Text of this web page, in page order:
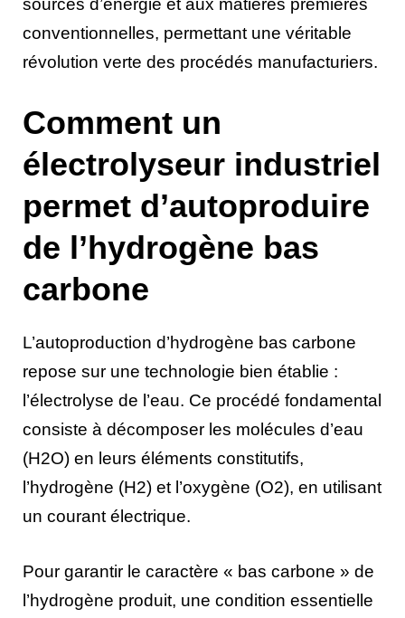
conventionnelles, permettant une véritable
révolution verte des procédés manufacturiers.
Comment un
électrolyseur industriel
permet d’autoproduire
de l’hydrogène bas
carbone
L’autoproduction d’hydrogène bas carbone
repose sur une technologie bien établie :
l’électrolyse de l’eau. Ce procédé fondamental
consiste à décomposer les molécules d’eau
(H2O) en leurs éléments constitutifs,
l’hydrogène (H2) et l’oxygène (O2), en utilisant
un courant électrique.
Pour garantir le caractère « bas carbone » de
l’hydrogène produit, une condition essentielle